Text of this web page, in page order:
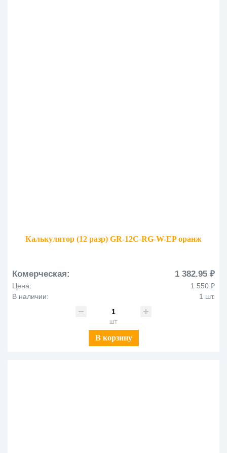
Калькулятор (12 разр) GR-12C-RG-W-EP оранж
Комерческая: 1 382.95 ₽
Цена:
1 550 ₽
В наличии:
1 шт.
шт
В корзину